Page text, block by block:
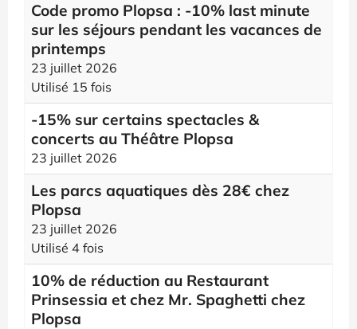
Code promo Plopsa : -10% last minute
sur les séjours pendant les vacances de
printemps
23 juillet 2026
Utilisé 15 fois
-15% sur certains spectacles &
concerts au Théâtre Plopsa
23 juillet 2026
Les parcs aquatiques dès 28€ chez
Plopsa
23 juillet 2026
Utilisé 4 fois
10% de réduction au Restaurant
Prinsessia et chez Mr. Spaghetti chez
Plopsa